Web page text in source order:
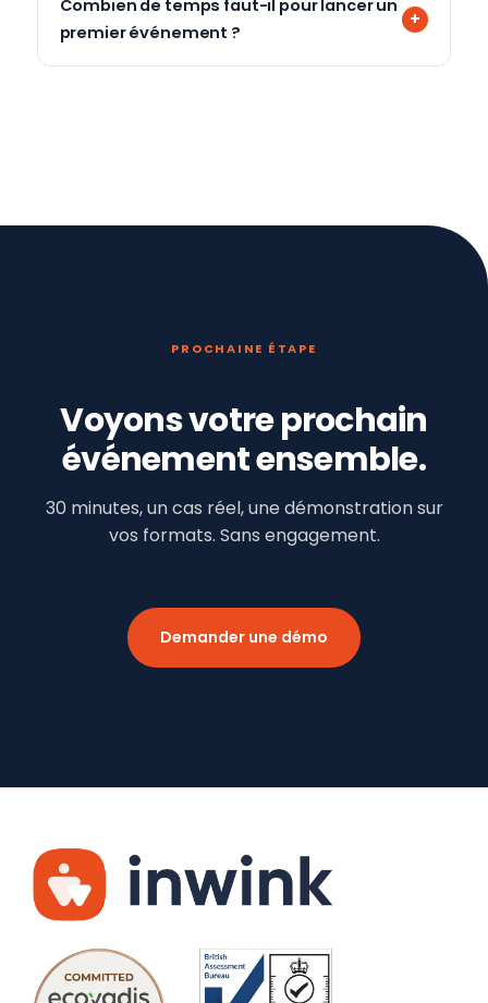
Combien de temps faut-il pour lancer un
premier événement ?
PROCHAINE ÉTAPE
Voyons votre prochain
événement ensemble.
30 minutes, un cas réel, une démonstration sur
vos formats. Sans engagement.
Demander une démo